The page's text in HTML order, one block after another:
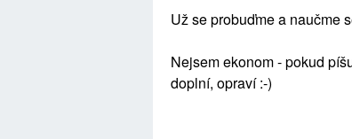
Už se probuďme a naučme
Nejsem ekonom - pokud
doplní, opraví :-)